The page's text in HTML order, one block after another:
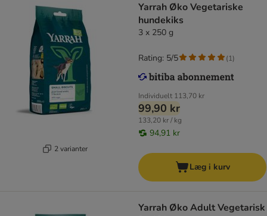
2 varianter
Yarrah Øko Vegetariske
hundekiks
3 x 250 g
Individuelt 113,70 kr
99,90 kr
133,20 kr / kg
94,91 kr
Rating: 5/5 (1)
Læg i kurv
Yarrah Øko Adult Vegetarisk